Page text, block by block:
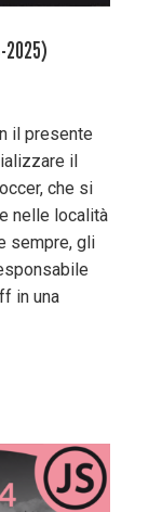
il presente
il
che si
nelle località
sempre, gli
in una